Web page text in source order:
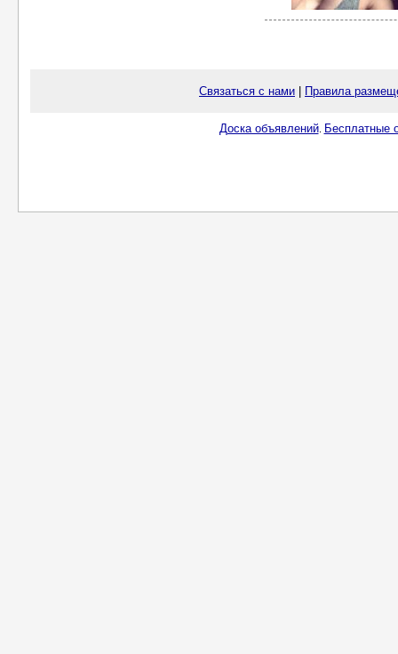
Связаться с нами Правила
Доска объявлений. Бесплатные